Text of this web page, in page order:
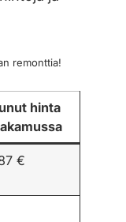
remonttia!
hinta
€